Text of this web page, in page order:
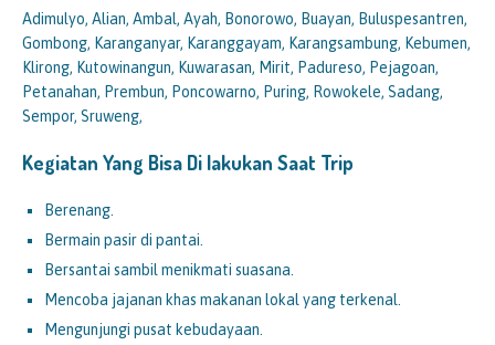
Adimulyo, Alian, Ambal, Ayah, Bonorowo, Buayan, Buluspesantren,
Gombong, Karanganyar, Karanggayam, Karangsambung, Kebumen,
Klirong, Kutowinangun, Kuwarasan, Mirit, Padureso, Pejagoan,
Petanahan, Prembun, Poncowarno, Puring, Rowokele, Sadang,
Sempor, Sruweng,
Kegiatan Yang Bisa Di lakukan Saat Trip
Berenang.
Bermain pasir di pantai.
Bersantai sambil menikmati suasana.
Mencoba jajanan khas makanan lokal yang terkenal.
Mengunjungi pusat kebudayaan.